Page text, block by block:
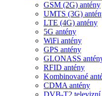
GSM (2G) antény
UMTS (3G)
LTE (4G) antény
5G antény
WiFi antény
GPS antény
GLONASS
RFID antény
Kombinované
CDMA antény
DVB-T2 televizní